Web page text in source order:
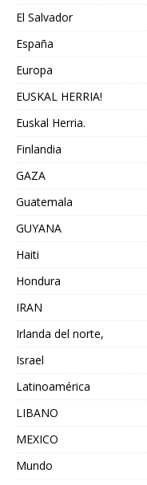
El Salvador
España
Europa
EUSKAL HERRIA!
Euskal Herria.
Finlandia
GAZA
Guatemala
GUYANA
Haiti
Hondura
IRAN
Irlanda del norte,
Israel
Latinoamérica
LIBANO
MEXICO
Mundo